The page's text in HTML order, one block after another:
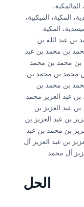
المكية، الميكبية،
المكية
بن عبد الله بن
بن محمد بن عبد
بن محمد بن محمد
محمد بن محمد بن
بن محمد بن
بن عبد العزيز محمد
عبد العزيز بن
بن عبد العزيز بن
بن محمد بن عبد
بن عبد العزيز آل
آل محمد
الحل